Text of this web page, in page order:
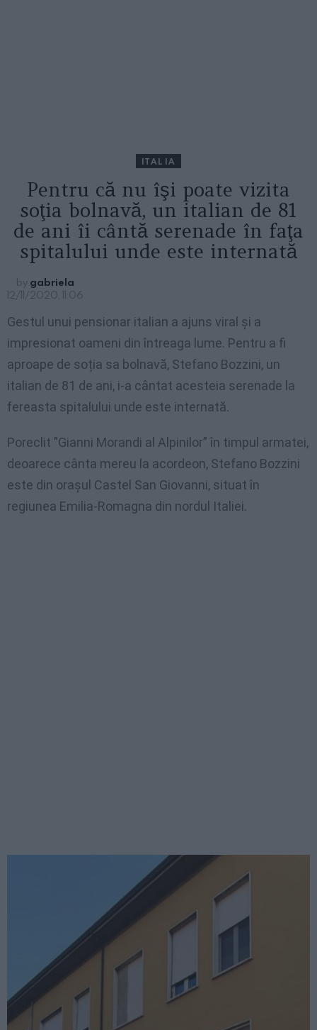
ITALIA
Pentru că nu îşi poate vizita
soţia bolnavă, un italian de 81
de ani îi cântă serenade în faţa
spitalului unde este internată
by gabriela
12/11/2020, 11:06
Gestul unui pensionar italian a ajuns viral și a
impresionat oameni din întreaga lume. Pentru a fi
aproape de soția sa bolnavă, Stefano Bozzini, un
italian de 81 de ani, i-a cântat acesteia serenade la
fereasta spitalului unde este internată.
Poreclit ”Gianni Morandi al Alpinilor” în timpul armatei,
deoarece cânta mereu la acordeon, Stefano Bozzini
este din orașul Castel San Giovanni, situat în
regiunea Emilia-Romagna din nordul Italiei.